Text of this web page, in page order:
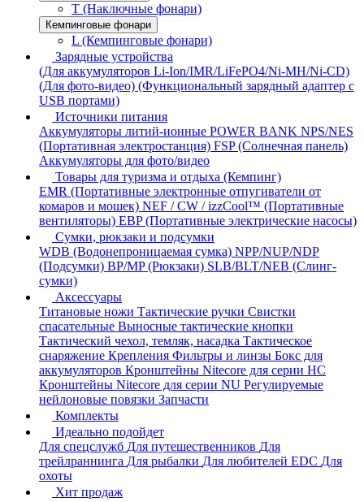
T (Наключные фонари)
Кемпинговые фонари
L (Кемпинговые фонари)
Зарядные устройства
(Для аккумуляторов Li-Ion/IMR/LiFePO4/Ni-MH/Ni-CD)
(Для фото-видео) (Функциональный зарядный адаптер с
USB портами)
Источники питания
Аккумуляторы литий-ионные POWER BANK NPS/NES
(Портативная электростанция) FSP (Солнечная панель)
Аккумуляторы для фото/видео
Товары для туризма и отдыха (Кемпинг)
EMR (Портативные электронные отпугиватели от
комаров и мошек) NEF / CW / izzCool™ (Портативные
вентиляторы) EBP (Портативные электрические насосы)
Сумки, рюкзаки и подсумки
WDB (Водонепроницаемая сумка) NPP/NUP/NDP
(Подсумки) BP/MP (Рюкзаки) SLB/BLT/NEB (Слинг-
сумки)
Аксессуары
Титановые ножи Тактические ручки Свистки
спасательные Выносные тактические кнопки
Тактический чехол, темляк, насадка Тактическое
снаряжение Крепления Фильтры и линзы Бокс для
аккумуляторов Кронштейны Nitecore для серии HС
Кронштейны Nitecore для серии NU Регулируемые
нейлоновые повязки Запчасти
Комплекты
Идеально подойдет
Для спецслужб Для путешественников Для
трейлраннинга Для рыбалки Для любителей EDC Для
охоты
Хит продаж